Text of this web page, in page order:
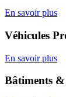
En savoir plus
Véhicules
En savoir plus
Bâtiments &